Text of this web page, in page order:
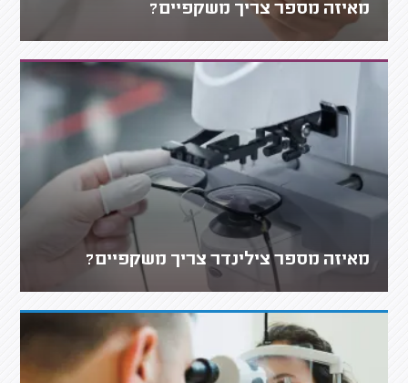
מאיזה מספר צריך משקפיים?
מאיזה מספר צילינדר צריך משקפיים?